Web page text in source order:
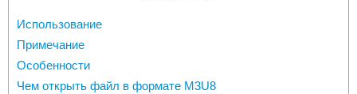
Использование
Примечание
Особенности
Чем открыть файл в формате M3U8